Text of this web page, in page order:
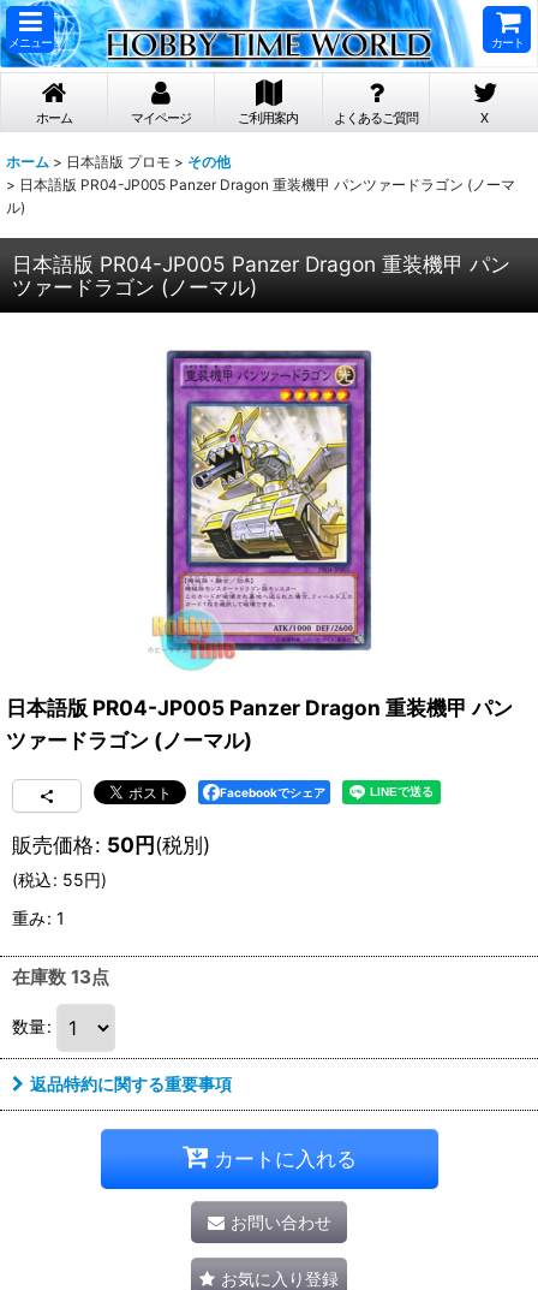
メニュー カート
ホーム マイページ ご利用案内 よくあるご質問 X
ホーム > 日本語版 プロモ > その他
> 日本語版 PR04-JP005 Panzer Dragon 重装機甲 パンツァードラゴン (ノーマ
ル)
日本語版 PR04-JP005 Panzer Dragon 重装機甲 パン
ツァードラゴン (ノーマル)
日本語版 PR04-JP005 Panzer Dragon 重装機甲 パン
ツァードラゴン (ノーマル)
Facebookでシェア
販売価格: 50円(税別)
(税込: 55円)
重み: 1
在庫数 13点
数量:
返品特約に関する重要事項
カートに入れる
お問い合わせ
お気に入り登録